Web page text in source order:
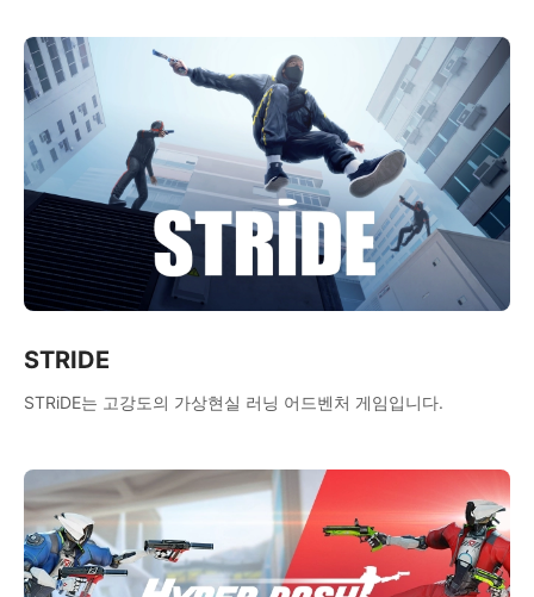
STRIDE
STRiDE는 고강도의 가상현실 러닝 어드벤처 게임입니다.